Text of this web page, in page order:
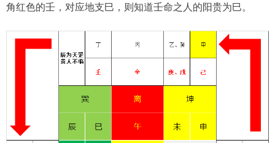
角红色的壬，对应地支巳，则知道壬命之人的阳贵为巳。